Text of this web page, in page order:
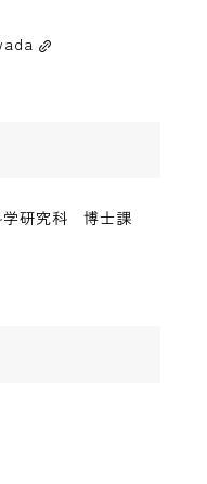
学研究科 博士課